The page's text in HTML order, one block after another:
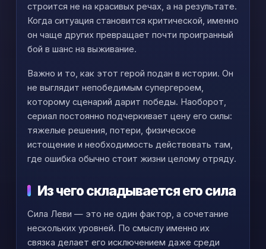
строится не на красивых речах, а на результате.
Когда ситуация становится критической, именно
он чаще других превращает почти проигранный
бой в шанс на выживание.
Важно и то, как этот герой подан в истории. Он
не выглядит непобедимым супергероем,
которому сценарий дарит победы. Наоборот,
сериал постоянно подчеркивает цену его силы:
тяжелые решения, потери, физическое
истощение и необходимость действовать там,
где ошибка обычно стоит жизни целому отряду.
Из чего складывается его сила
Сила Леви — это не один фактор, а сочетание
нескольких уровней. По смыслу именно их
связка делает его исключением даже среди